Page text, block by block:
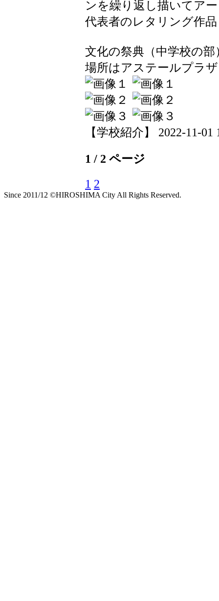
ンを繰り返し描いてア
代表者のレタリング作
文化の祭典（中学校の
場所はアステールプラ
【学校紹介】 2022-11-01
1 / 2 ページ
1 2
Since 2011/12 ©HIROSHIMA City All Rights Reserved.